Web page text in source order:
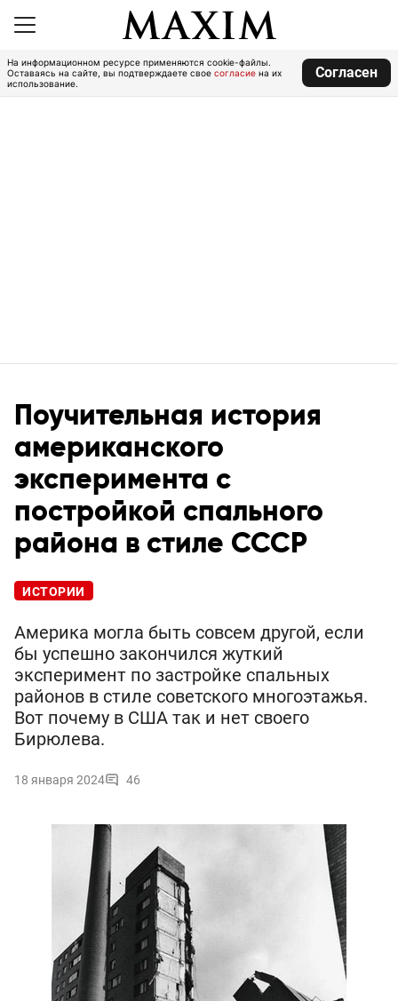
На информационном ресурсе применяются cookie-файлы.
Оставаясь на сайте, вы подтверждаете свое согласие на их
использование.
Согласен
Поучительная история
американского
эксперимента с
постройкой спального
района в стиле СССР
ИСТОРИИ
Америка могла быть совсем другой, если
бы успешно закончился жуткий
эксперимент по застройке спальных
районов в стиле советского многоэтажья.
Вот почему в США так и нет своего
Бирюлева.
18 января 2024 46